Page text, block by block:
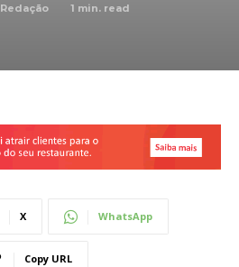
Redação 1 min. read
X WhatsApp
Copy URL